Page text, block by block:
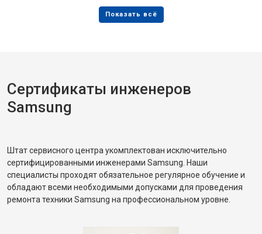
Сертификаты инженеров
Samsung
Штат сервисного центра укомплектован исключительно
сертифицированными инженерами Samsung. Наши
специалисты проходят обязательное регулярное обучение и
обладают всеми необходимыми допусками для проведения
ремонта техники Samsung на профессиональном уровне.